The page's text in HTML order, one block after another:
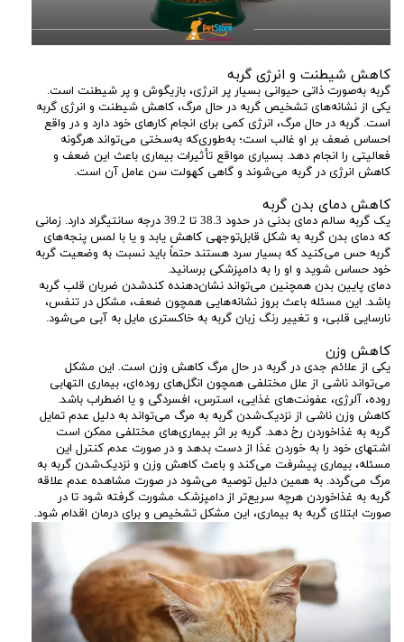
کاهش شیطنت و انرژی گربه
گربه به‌صورت ذاتی حیوانی بسیار پر انرژی، بازیگوش و پر شیطنت است.
یکی از نشانه‌های تشخیص گربه در حال مرگ، کاهش شیطنت و انرژی گربه
است. گربه در حال مرگ، انرژی کمی برای انجام کارهای خود دارد و در واقع
احساس ضعف بر او غالب است؛ به‌طوری‌که به‌سختی می‌تواند هرگونه
فعالیتی را انجام دهد. بسیاری مواقع تأثیرات بیماری باعث این ضعف و
کاهش انرژی در گربه می‌شوند و گاهی کهولت سن عامل آن است.
کاهش دمای بدن گربه
یک گربه سالم دمای بدنی در حدود 38.3 تا 39.2 درجه سانتیگراد دارد. زمانی
که دمای بدن گربه به شکل قابل‌توجهی کاهش یابد و یا با لمس پنجه‌های
گربه حس می‌کنید که بسیار سرد هستند حتماً باید نسبت به وضعیت گربه
خود حساس شوید و او را به دامپزشکی برسانید.
دمای پایین بدن همچنین می‌تواند نشان‌دهنده کندشدن ضربان قلب گربه
باشد. این مسئله باعث بروز نشانه‌هایی همچون ضعف، مشکل در تنفس،
نارسایی قلبی، و تغییر رنگ زبان گربه به خاکستری مایل به آبی می‌شود.
کاهش وزن
یکی از علائم جدی در گربه در حال مرگ کاهش وزن است. این مشکل
می‌تواند ناشی از علل مختلفی همچون انگل‌های روده‌ای، بیماری التهابی
روده، آلرژی، عفونت‌های غذایی، استرس، افسردگی و یا اضطراب باشد.
کاهش وزن ناشی از نزدیک‌شدن گربه به مرگ می‌تواند به دلیل عدم تمایل
گربه به غذاخوردن رخ دهد. گربه بر اثر بیماری‌های مختلفی ممکن است
اشتهای خود را به خوردن غذا از دست بدهد و در صورت عدم کنترل این
مسئله، بیماری پیشرفت می‌کند و باعث کاهش وزن و نزدیک‌شدن گربه به
مرگ می‌گردد. به همین دلیل توصیه می‌شود در صورت مشاهده عدم علاقه
گربه به غذاخوردن هرچه سریع‌تر از دامپزشک مشورت گرفته شود تا در
صورت ابتلای گربه به بیماری، این مشکل تشخیص و برای درمان اقدام شود.